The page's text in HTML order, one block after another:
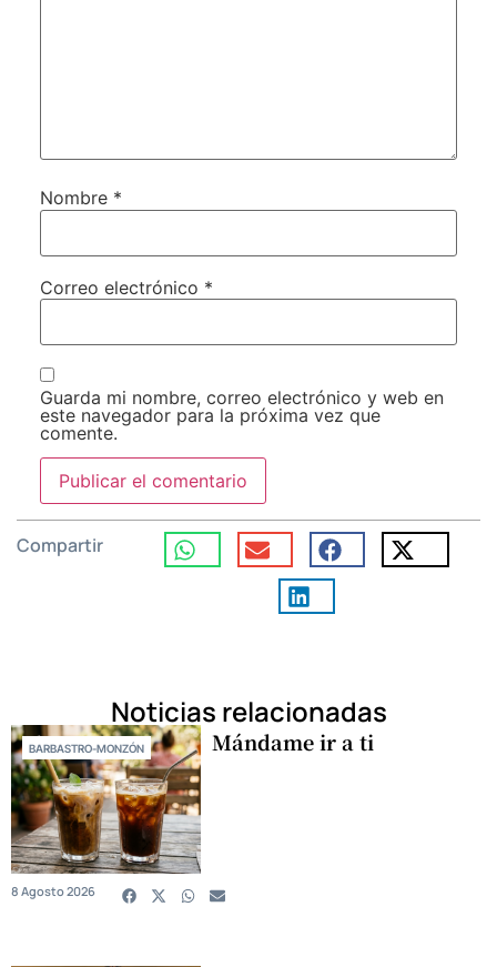
Nombre *
Correo electrónico *
Guarda mi nombre, correo electrónico y web en
este navegador para la próxima vez que
comente.
Compartir
Noticias relacionadas
BARBASTRO-MONZÓN Mándame ir a ti
8 Agosto 2026